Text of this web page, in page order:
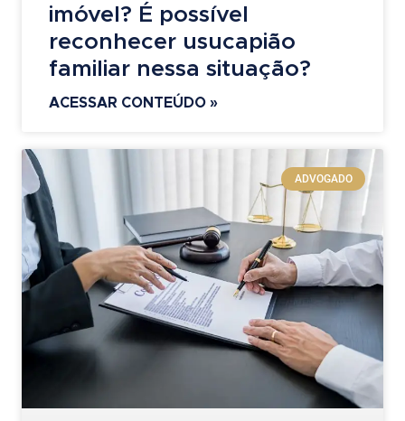
imóvel? É possível
reconhecer usucapião
familiar nessa situação?
ACESSAR CONTEÚDO »
ADVOGADO